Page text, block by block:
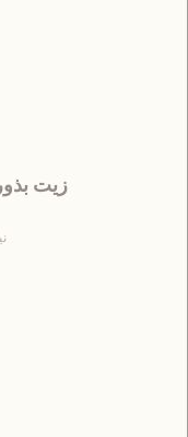
أُوكَازيُونزيت